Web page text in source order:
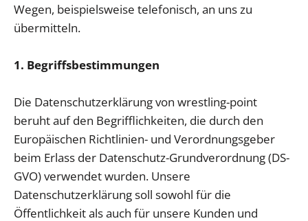
Wegen, beispielsweise telefonisch, an uns zu
übermitteln.
1. Begriffsbestimmungen
Die Datenschutzerklärung von wrestling-point
beruht auf den Begrifflichkeiten, die durch den
Europäischen Richtlinien- und Verordnungsgeber
beim Erlass der Datenschutz-Grundverordnung (DS-
GVO) verwendet wurden. Unsere
Datenschutzerklärung soll sowohl für die
Öffentlichkeit als auch für unsere Kunden und